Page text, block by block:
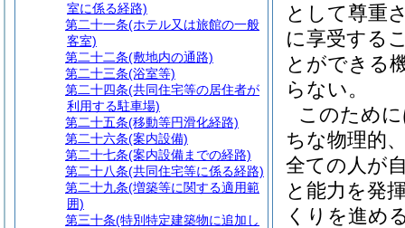
として尊重
に享受する
とができる
らない。
このため
ちな物理的
全ての人が
と能力を発
くりを進め
室に係る経路)
第二十一条(ホテル又は旅館の一般
客室)
第二十二条(敷地内の通路)
第二十三条(浴室等)
第二十四条(共同住宅等の居住者が
利用する駐車場)
第二十五条(移動等円滑化経路)
第二十六条(案内設備)
第二十七条(案内設備までの経路)
第二十八条(共同住宅等に係る経路)
第二十九条(増築等に関する適用範
囲)
第三十条(特別特定建築物に追加し